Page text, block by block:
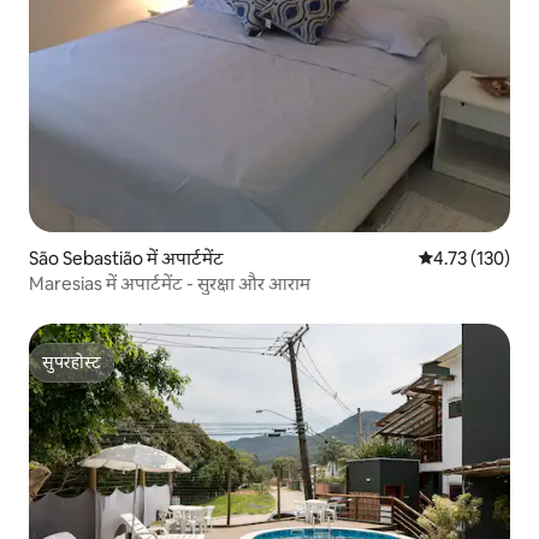
São Sebastião में अपार्टमेंट औसत रेटिंग 5 में से
4.73 (130)
Maresias में अपार्टमेंट - सुरक्षा और आराम
सुपरहोस्ट
सुपरहोस्ट